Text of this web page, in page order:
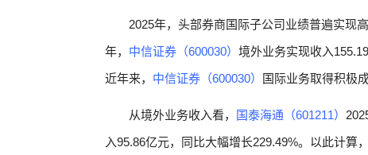
2025年，头部券商国际子公司业绩普遍实现
年， 中信证券（600030） 境外业务实现收入
近年来， 中信证券（600030） 国际业务取得积极
从境外业务收入看， 国泰海通（601211）
入95.86亿元，同比大幅增长229.49%。以此计算